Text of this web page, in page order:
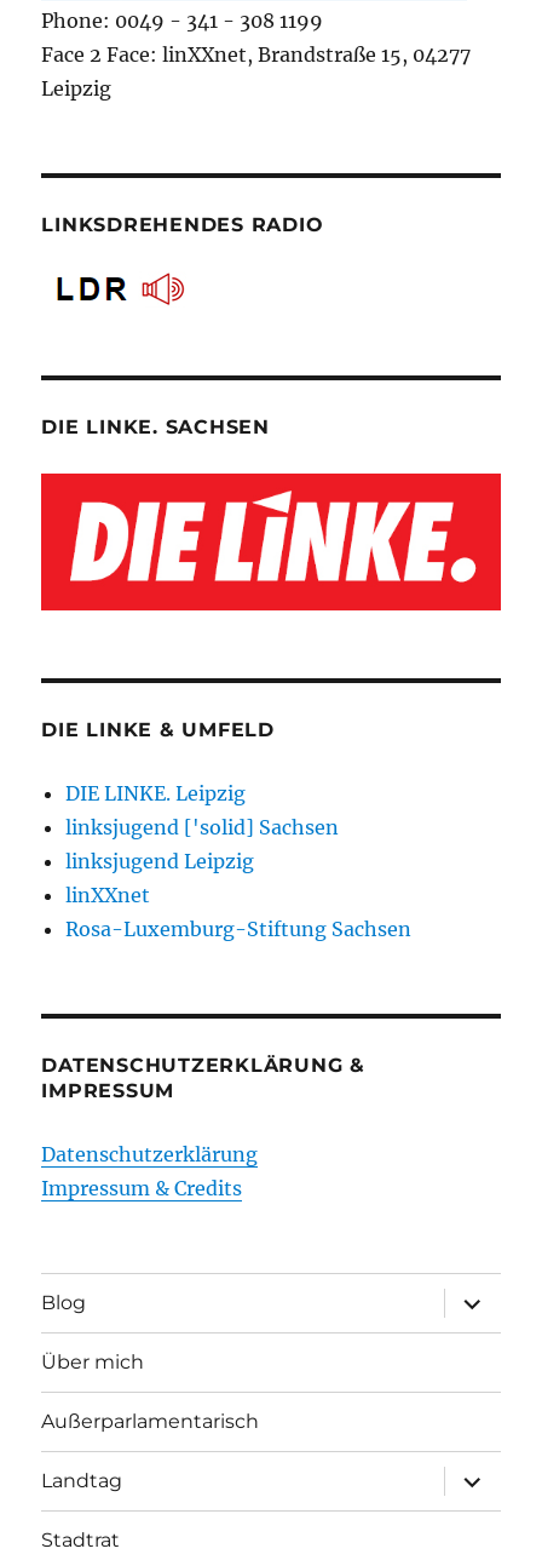
Phone: 0049 - 341 - 308 1199
Face 2 Face: linXXnet, Brandstraße 15, 04277
Leipzig
LINKSDREHENDES RADIO
DIE LINKE. SACHSEN
DIE LINKE & UMFELD
DIE LINKE. Leipzig
linksjugend ['solid] Sachsen
linksjugend Leipzig
linXXnet
Rosa-Luxemburg-Stiftung Sachsen
DATENSCHUTZERKLÄRUNG &
IMPRESSUM
Datenschutzerklärung
Impressum & Credits
Blog
öffnen
Über mich
Außerparlamentarisch
Landtag
öffnen
Stadtrat